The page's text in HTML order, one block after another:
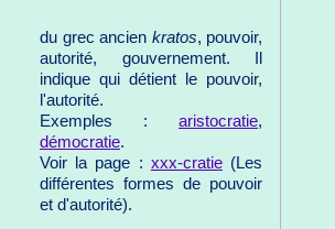
du grec ancien kratos, pouvoir,
autorité, gouvernement. Il
indique qui détient le pouvoir,
l'autorité.
Exemples : aristocratie,
démocratie.
Voir la page : xxx-cratie(Les
différentes formes de pouvoir
et d'autorité).